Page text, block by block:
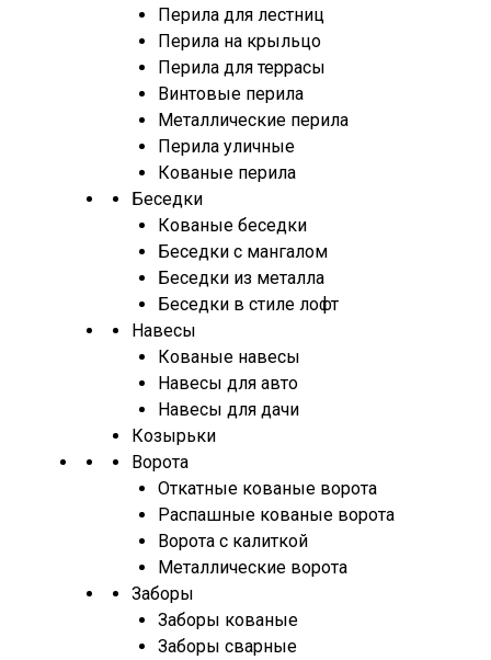
Перила для лестниц
Перила на крыльцо
Перила для террасы
Винтовые перила
Металлические перила
Перила уличные
Кованые перила
Беседки
Кованые беседки
Беседки с мангалом
Беседки из металла
Беседки в стиле лофт
Навесы
Кованые навесы
Навесы для авто
Навесы для дачи
Козырьки
Ворота
Откатные кованые ворота
Распашные кованые ворота
Ворота с калиткой
Металлические ворота
Заборы
Заборы кованые
Заборы сварные